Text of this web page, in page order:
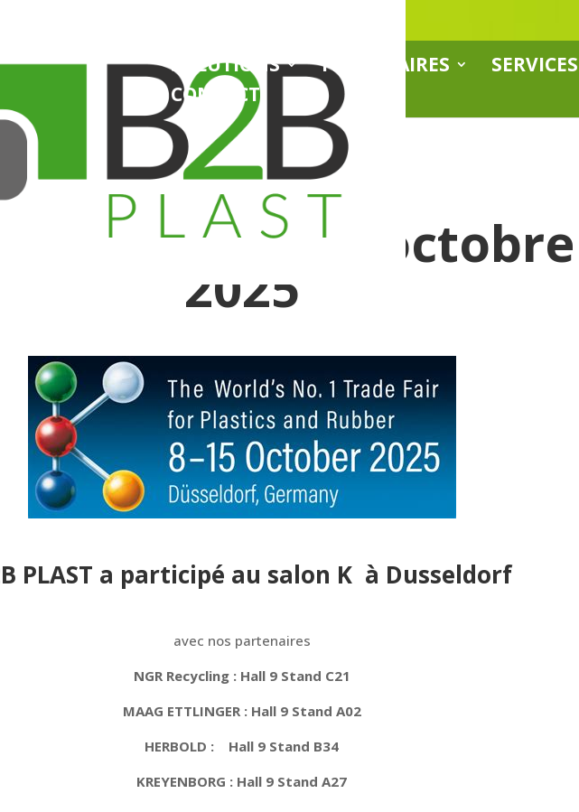
SOLUTIONS PARTENAIRES SERVICES
CONTACT
K du 8 au 15 octobre
2025
PLAST a participé au salon K à Dusseldorf
avec nos partenaires
NGR Recycling : Hall 9 Stand C21
MAAG ETTLINGER : Hall 9 Stand A02
HERBOLD : Hall 9 Stand B34
KREYENBORG : Hall 9 Stand A27